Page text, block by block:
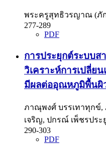
พระครูสุทธิวรญาณ (ภั
277-289
PDF
การประยุกต์ระบบส
วิเคราะห์การเปลี่ย
มีผลต่ออุณหภูมิพื้นผิ
ภาณุพงศ์ บรรเทาทุกข์,
เจริญ, ปกรณ์ เพ็ชรประ
290-303
PDF